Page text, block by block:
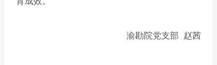
渝勘院党支部 赵茜